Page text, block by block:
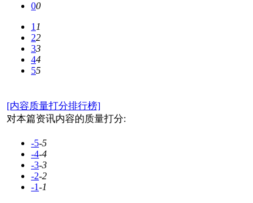
00
11
22
33
44
55
[内容质量打分排行榜]
对本篇资讯内容的质量打分:
-5-5
-4-4
-3-3
-2-2
-1-1